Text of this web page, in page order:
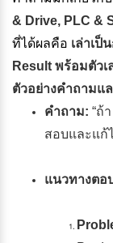
& Drive, PLC &
ที่ได้ผลคือ เล่าเ
Result พร้อมตัว
ตัวอย่างคำถามแ
คำถาม: “ถ้
สอบและแก้
แนวทางตอ